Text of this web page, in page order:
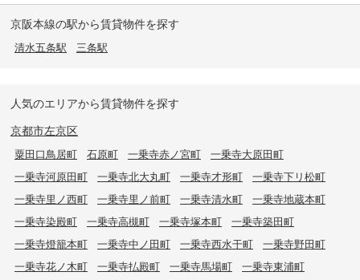
京阪本線の駅から賃貸物件を探す
清水五条駅 三条駅
人気のエリアから賃貸物件を探す
京都市左京区
粟田口鳥居町 石原町 一乗寺赤ノ宮町
一乗寺大原田町
一乗寺河原田町
一乗寺北大丸町 一乗寺才形町
一乗寺下リ松町
一乗寺里ノ西町
一乗寺里ノ前町 一乗寺清水町
一乗寺地蔵本町
一乗寺染殿町
一乗寺高槻町 一乗寺塚本町
一乗寺築田町
一乗寺燈籠本町
一乗寺中ノ田町 一乗寺西水干町
一乗寺野田町
一乗寺花ノ木町
一乗寺払殿町 一乗寺馬場町
一乗寺東浦町